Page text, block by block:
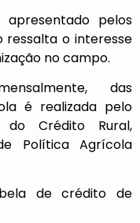
pelos
ressalta o interesse
no campo.
das
é realizada pelo
do Crédito Rural,
Política Agrícola
de crédito de